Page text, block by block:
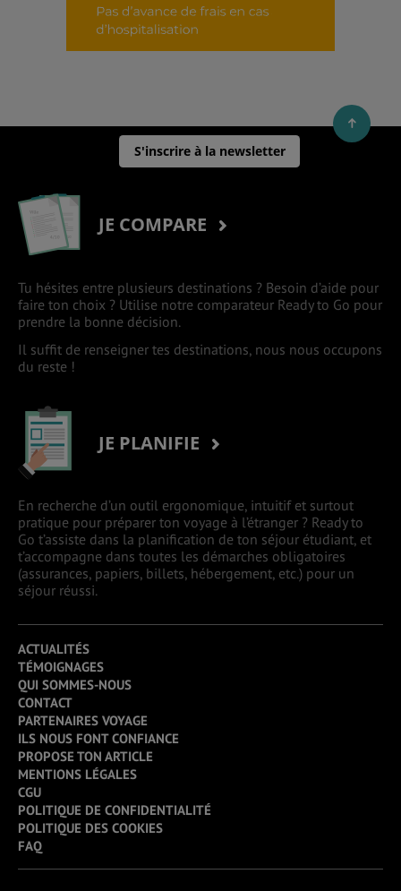
S'inscrire à la newsletter
JE COMPARE
Tu hésites entre plusieurs destinations ? Besoin d’aide pour
faire ton choix ? Utilise notre comparateur Ready to Go pour
prendre la bonne décision.
Il suffit de renseigner tes destinations, nous nous occupons
du reste !
JE PLANIFIE
En recherche d’un outil ergonomique, intuitif et surtout
pratique pour préparer ton voyage à l’étranger ? Ready to
Go t’assiste dans la planification de ton séjour étudiant, et
t’accompagne dans toutes les démarches obligatoires
(assurances, papiers, billets, hébergement, etc.) pour un
séjour réussi.
ACTUALITÉS
TÉMOIGNAGES
QUI SOMMES-NOUS
CONTACT
PARTENAIRES VOYAGE
ILS NOUS FONT CONFIANCE
PROPOSE TON ARTICLE
MENTIONS LÉGALES
CGU
POLITIQUE DE CONFIDENTIALITÉ
POLITIQUE DES COOKIES
FAQ